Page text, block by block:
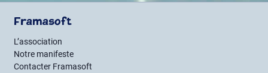
Framasoft
L’association
Notre manifeste
Contacter Framasoft